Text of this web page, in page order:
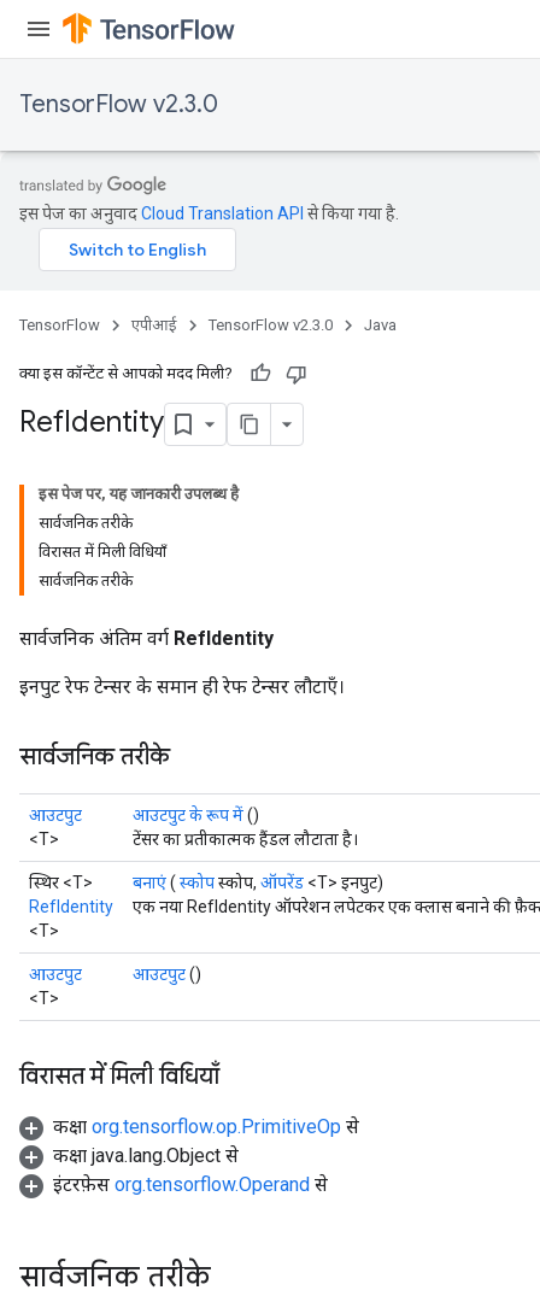
TensorFlow v2.3.0
इस पेज का अनुवादCloud Translation API से किया गया है.
TensorFlow एपीआई TensorFlow v2.3.0 Java
क्या इस कॉन्टेंट से आपको मदद मिली?
RefIdentity
इस पेज पर, यह जानकारी उपलब्ध है
सार्वजनिक तरीके
विरासत में मिली विधियाँ
सार्वजनिक तरीके
सार्वजनिक अंतिम वर्ग RefIdentity
इनपुट रेफ टेन्सर के समान ही रेफ टेन्सर लौटाएँ।
सार्वजनिक तरीके
आउटपुट
<T>
आउटपुट के रूप में()
टेंसर का प्रतीकात्मक हैंडल लौटाता है।
स्थिर <T>
RefIdentity
<T>
बनाएं( स्कोपस्कोप, ऑपरेंड <T> इनपुट)
एक नया RefIdentity ऑपरेशन लपेटकर एक क्लास बनाने की
आउटपुट
<T>
आउटपुट()
विरासत में मिली विधियाँ
कक्षा org.tensorflow.op.PrimitiveOp से
कक्षा java.lang.Object से
इंटरफ़ेस org.tensorflow.Operand से
सार्वजनिक तरीके